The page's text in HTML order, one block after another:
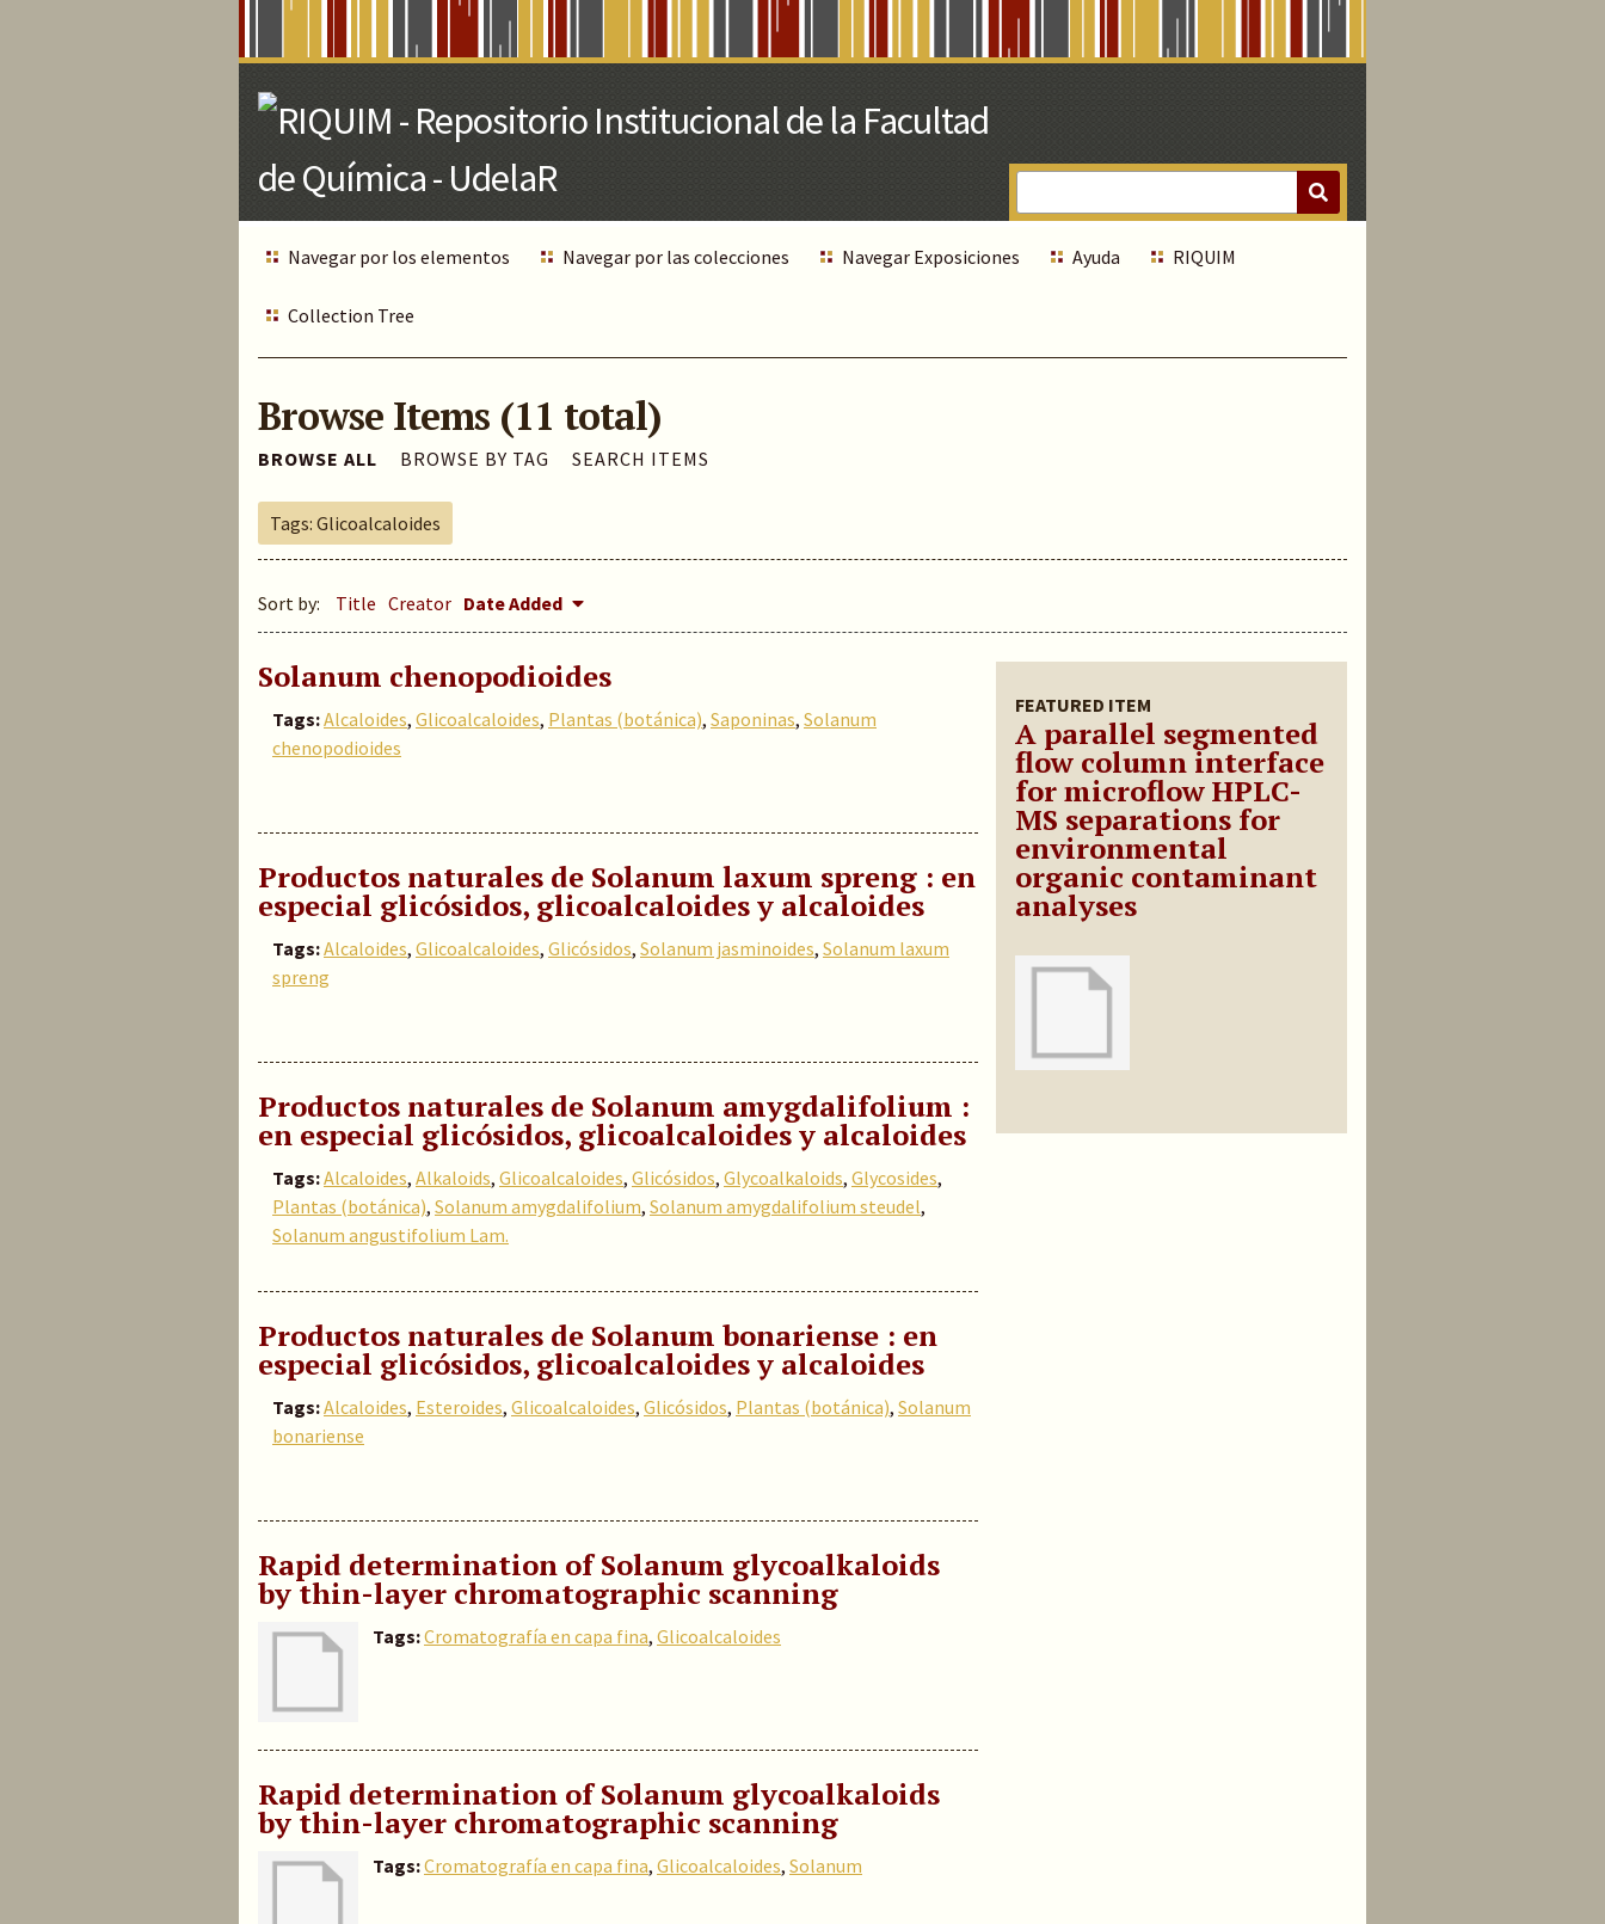
Navegar por los elementos Navegar por las colecciones Navegar Exposiciones Ayuda RIQUIM
Collection Tree
Browse Items (11 total)
BROWSE ALL BROWSE BY TAG SEARCH ITEMS
Tags: Glicoalcaloides
Sort by: Title Creator Date Added
FEATURED ITEM
A parallel segmented
flow column interface
for microflow HPLC-
MS separations for
environmental
organic contaminant
analyses
Solanum chenopodioides
Tags:Alcaloides, Glicoalcaloides, Plantas (botánica), Saponinas, Solanum
chenopodioides
Productos naturales de Solanum laxum spreng : en
especial glicósidos, glicoalcaloides y alcaloides
Tags:Alcaloides, Glicoalcaloides, Glicósidos, Solanum jasminoides, Solanum laxum
spreng
Productos naturales de Solanum amygdalifolium :
en especial glicósidos, glicoalcaloides y alcaloides
Tags:Alcaloides, Alkaloids, Glicoalcaloides, Glicósidos, Glycoalkaloids, Glycosides,
Plantas (botánica), Solanum amygdalifolium, Solanum amygdalifolium steudel,
Solanum angustifolium Lam.
Productos naturales de Solanum bonariense : en
especial glicósidos, glicoalcaloides y alcaloides
Tags:Alcaloides, Esteroides, Glicoalcaloides, Glicósidos, Plantas (botánica), Solanum
bonariense
Rapid determination of Solanum glycoalkaloids
by thin-layer chromatographic scanning
Tags:Cromatografía en capa fina, Glicoalcaloides
Rapid determination of Solanum glycoalkaloids
by thin-layer chromatographic scanning
Tags:Cromatografía en capa fina, Glicoalcaloides, Solanum